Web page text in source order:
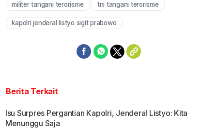
militer tangani terorisme tni tangani terorisme
kapolri jenderal listyo sigit prabowo
Berita Terkait
Isu Surpres Pergantian Kapolri, Jenderal Listyo: Kita
Menunggu Saja